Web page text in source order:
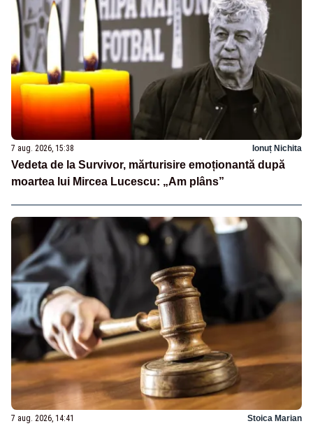
7 aug. 2026, 15:38 Ionuț Nichita
Vedeta de la Survivor, mărturisire emoționantă după
moartea lui Mircea Lucescu: „Am plâns”
7 aug. 2026, 14:41 Stoica Marian